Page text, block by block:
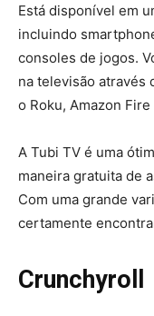
Está disponível em
incluindo
consoles de jogos.
na televisão através
o Roku, Amazon
A Tubi TV é uma
maneira gratuita de
Com uma grande
certamente
Crunchyroll